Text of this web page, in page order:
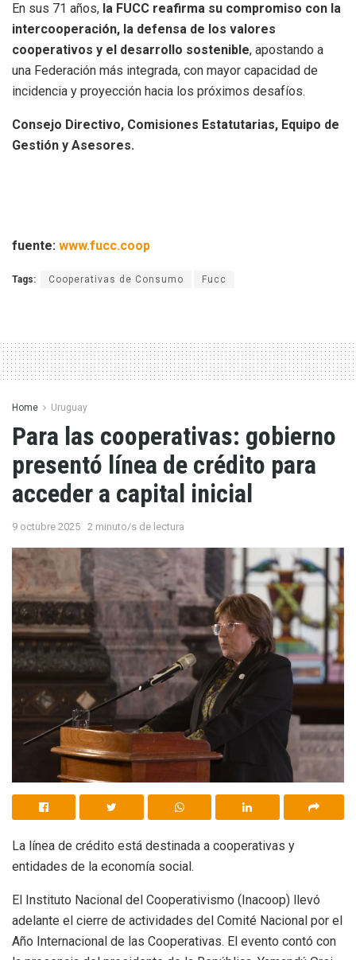
En sus 71 años, la FUCC reafirma su compromiso con la
intercooperación, la defensa de los valores
cooperativos y el desarrollo sostenible, apostando a
una Federación más integrada, con mayor capacidad de
incidencia y proyección hacia los próximos desafíos.
Consejo Directivo, Comisiones Estatutarias, Equipo de
Gestión y Asesores.
fuente: www.fucc.coop
Tags: Cooperativas de Consumo Fucc
Home Uruguay
Para las cooperativas: gobierno
presentó línea de crédito para
acceder a capital inicial
9 octubre 2025 2 minuto/s de lectura
La línea de crédito está destinada a cooperativas y
entidades de la economía social.
El Instituto Nacional del Cooperativismo (Inacoop) llevó
adelante el cierre de actividades del Comité Nacional por el
Año Internacional de las Cooperativas. El evento contó con